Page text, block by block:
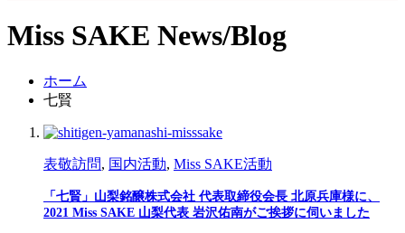
Miss SAKE News/Blog
ホーム
七賢
表敬訪問, 国内活動, Miss SAKE活動
「七賢」山梨銘醸株式会社 代表取締役会長 北原兵庫様に、
2021 Miss SAKE 山梨代表 岩沢佑南がご挨拶に伺いました